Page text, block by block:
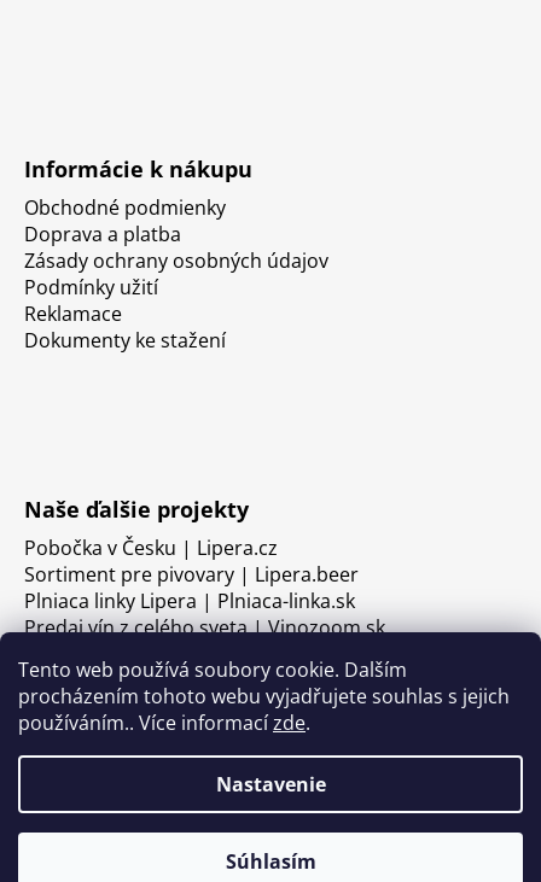
Tento web používá soubory cookie. Dalším
procházením tohoto webu vyjadřujete souhlas s jejich
používáním.. Více informacízde.
Nastavenie
Súhlasím
Informácie k nákupu
Obchodné podmienky
Doprava a platba
Zásady ochrany osobných údajov
Podmínky užití
Reklamace
Dokumenty ke stažení
Naše ďalšie projekty
Pobočka v Česku | Lipera.cz
Sortiment pre pivovary | Lipera.beer
Plniaca linky Lipera | Plniaca-linka.sk
Predaj vín z celého sveta | Vinozoom.sk
Vytvoril Shoptet